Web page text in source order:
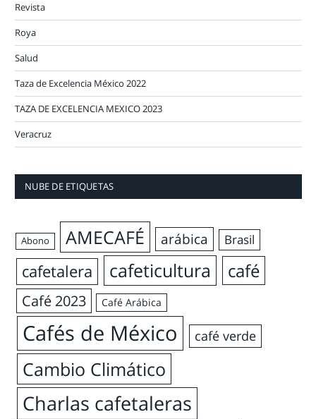
Revista
Roya
Salud
Taza de Excelencia México 2022
TAZA DE EXCELENCIA MEXICO 2023
Veracruz
NUBE DE ETIQUETAS
Abono AMECAFÉ arábica Brasil
cafetalera cafeticultura café
Café 2023 Café Arábica
Cafés de México café verde
Cambio Climático
Charlas cafetaleras